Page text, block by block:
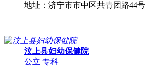
地址：济宁市市中区共青团路44号
汶上县妇幼保健院
公立 专科